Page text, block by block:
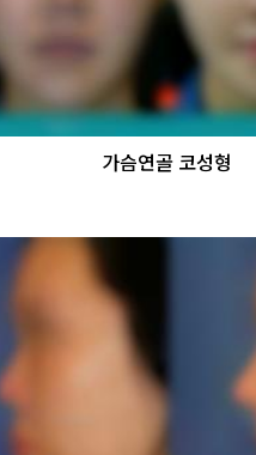
가슴연골 코성형